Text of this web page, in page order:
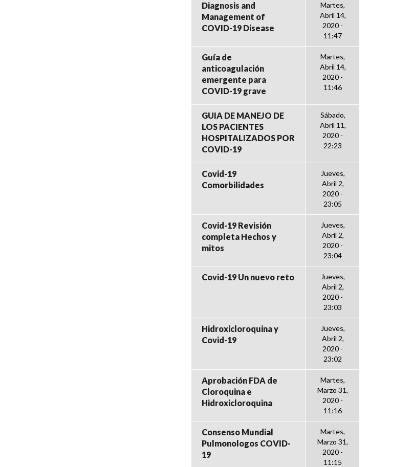
Diagnosis and
Management of
COVID-19 Disease
Martes,
Abril 14,
2020 -
11:47
Guía de
anticoagulación
emergente para
COVID-19 grave
Martes,
Abril 14,
2020 -
11:46
GUIA DE MANEJO DE
LOS PACIENTES
HOSPITALIZADOS POR
COVID-19
Sábado,
Abril 11,
2020 -
22:23
Covid-19
Comorbilidades
Jueves,
Abril 2,
2020 -
23:05
Covid-19 Revisión
completa Hechos y
mitos
Jueves,
Abril 2,
2020 -
23:04
Covid-19 Un nuevo reto
Jueves,
Abril 2,
2020 -
23:03
Hidroxicloroquina y
Covid-19
Jueves,
Abril 2,
2020 -
23:02
Aprobación FDA de
Cloroquina e
Hidroxicloroquina
Martes,
Marzo 31,
2020 -
11:16
Consenso Mundial
Pulmonologos COVID-
19
Martes,
Marzo 31,
2020 -
11:15